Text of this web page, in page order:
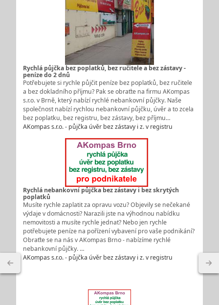
Rychlá půjčka bez poplatků, bez ručitele a bez zástavy -
peníze do 2 dnů
Potřebujete si rychle půjčit peníze bez poplatků, bez ručitele
a bez dokladního příjmu? Pak se obraťte na firmu AKompas
s.r.o. v Brně, který nabízí rychlé nebankovní půjčky. Naše
společnost nabízí rychlou nebankovní půjčku, úvěr a to zcela
bez poplatku, bez registru, bez zástavy, bez příjmu…
AKompas s.r.o. - půjčka úvěr bez zástavy i z. v registru
Rychlá nebankovní půjčka bez zástavy i bez skrytých
poplatků
Musíte rychle zaplatit za opravu vozu? Objevily se nečekané
výdaje v domácnosti? Narazili jste na výhodnou nabídku
nemovitosti a musíte rychle jednat? Nebo jen rychle
potřebujete peníze na pořízení vybavení pro vaše podnikání?
Obraťte se na nás v AKompas Brno - nabízíme rychlé
nebankovní půjčky. …
AKompas s.r.o. - půjčka úvěr bez zástavy i z. v registru